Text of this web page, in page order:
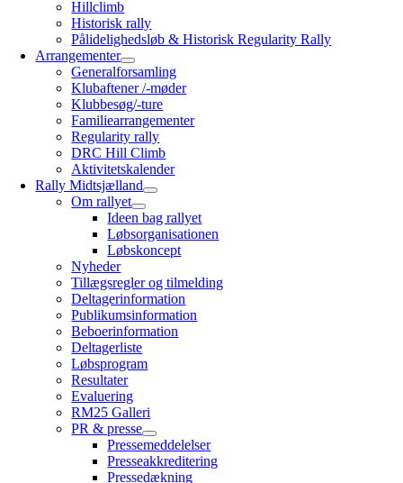
Hillclimb
Historisk rally
Pålidelighedsløb & Historisk Regularity Rally
Arrangementer
Generalforsamling
Klubaftener /-møder
Klubbesøg/-ture
Familiearrangementer
Regularity rally
DRC Hill Climb
Aktivitetskalender
Rally Midtsjælland
Om rallyet
Ideen bag rallyet
Løbsorganisationen
Løbskoncept
Nyheder
Tillægsregler og tilmelding
Deltagerinformation
Publikumsinformation
Beboerinformation
Deltagerliste
Løbsprogram
Resultater
Evaluering
RM25 Galleri
PR & presse
Pressemeddelelser
Presseakkreditering
Pressedækning